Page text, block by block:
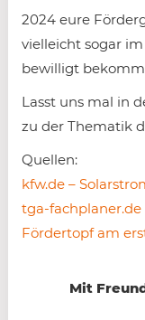
2024 eure
vielleicht sogar
bewilligt
Lasst uns mal in
zu der Thematik
Quellen:
kfw.de –
tga-
Fördertopf am
Mit